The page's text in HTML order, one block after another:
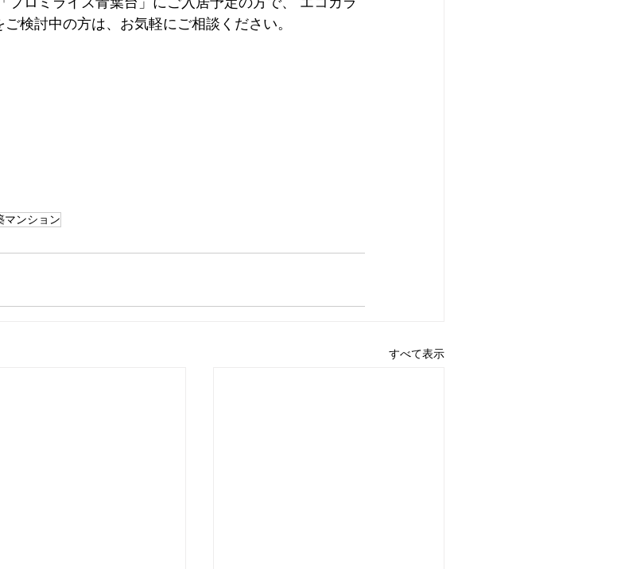
検討中の方は、お気軽にご相談ください。
マンション
すべて表示